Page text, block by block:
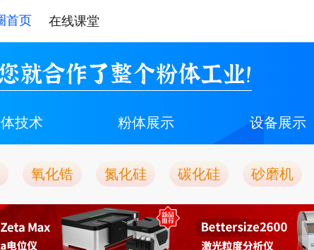
首页 在线课堂
就合作了整个粉体工业！
技术 粉体展示 设备展示
氧化锆 氮化硅 碳化硅 砂磨机